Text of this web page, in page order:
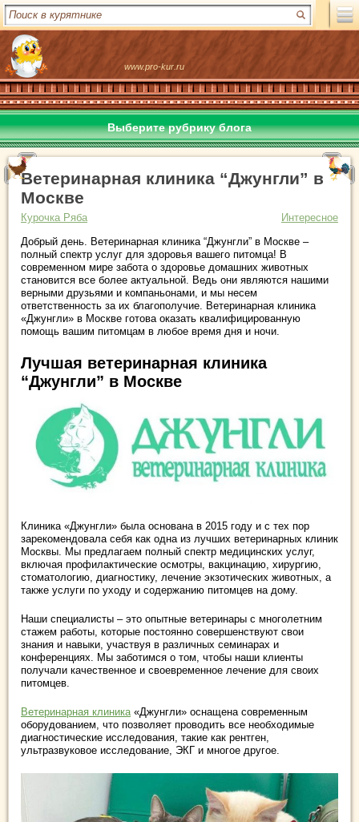
www.pro-kur.ru
Выберите рубрику блога
Ветеринарная клиника “Джунгли” в
Москве
Курочка Ряба
Интересное
Добрый день. Ветеринарная клиника “Джунгли” в Москве –
полный спектр услуг для здоровья вашего питомца! В
современном мире забота о здоровье домашних животных
становится все более актуальной. Ведь они являются нашими
верными друзьями и компаньонами, и мы несем
ответственность за их благополучие. Ветеринарная клиника
«Джунгли» в Москве готова оказать квалифицированную
помощь вашим питомцам в любое время дня и ночи.
Лучшая ветеринарная клиника
“Джунгли” в Москве
Клиника «Джунгли» была основана в 2015 году и с тех пор
зарекомендовала себя как одна из лучших ветеринарных клиник
Москвы. Мы предлагаем полный спектр медицинских услуг,
включая профилактические осмотры, вакцинацию, хирургию,
стоматологию, диагностику, лечение экзотических животных, а
также услуги по уходу и содержанию питомцев на дому.
Наши специалисты – это опытные ветеринары с многолетним
стажем работы, которые постоянно совершенствуют свои
знания и навыки, участвуя в различных семинарах и
конференциях. Мы заботимся о том, чтобы наши клиенты
получали качественное и своевременное лечение для своих
питомцев.
Ветеринарная клиника «Джунгли» оснащена современным
оборудованием, что позволяет проводить все необходимые
диагностические исследования, такие как рентген,
ультразвуковое исследование, ЭКГ и многое другое.